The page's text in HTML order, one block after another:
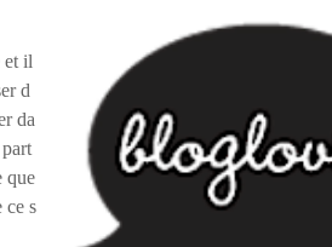
et il
d
da
que
ce s